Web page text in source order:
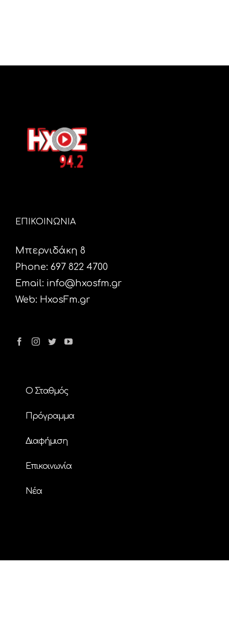
ΕΠΙΚΟΙΝΩΝΙΑ
Μπερνιδάκη 8
Phone: 697 822 4700
Email: info@hxosfm.gr
Web: HxosFm.gr
Ο Σταθμός
Πρόγραμμα
Διαφήμιση
Επικοινωνία
Nέα